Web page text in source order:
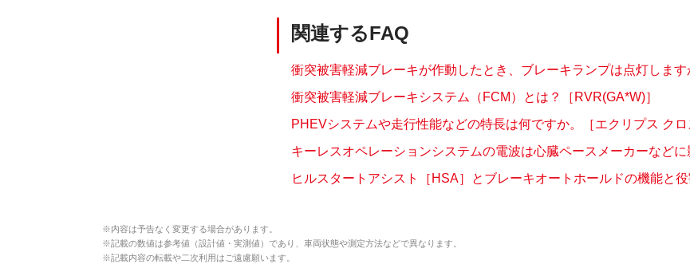
関連するFAQ
衝突被害軽減ブレーキが作動したとき、ブレーキランプは点灯します
衝突被害軽減ブレーキシステム（FCM）とは？［RVR(GA*W)］
PHEVシステムや走行性能などの特長は何ですか。［エクリプス クロ
キーレスオペレーションシステムの電波は心臓ペースメーカーなどに
ヒルスタートアシスト［HSA］とブレーキオートホールドの機能と
※内容は予告なく変更する場合があります。
※記載の数値は参考値（設計値・実測値）であり、車両状態や測定方法などで異なります。
※記載内容の転載や二次利用はご遠慮願います。